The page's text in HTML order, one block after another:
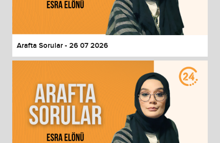
End of dialog window.
Arafta Sorular - 26 07 2026